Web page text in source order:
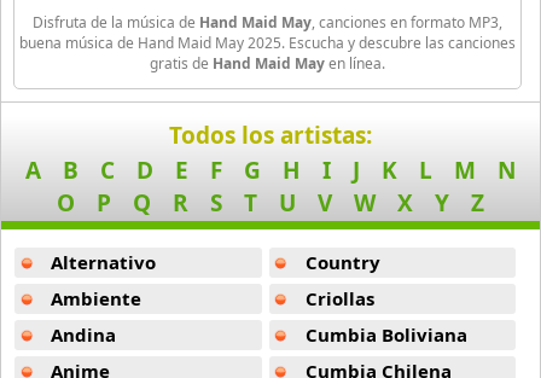
Angel Heart
36 músicas online
Angel Sanctuary
Angelic Layer
3 músicas online
Ano Natsu De Matteru
Another
Gomen Nasai -Hand Maid May
Scene By The Window -
Hand Maid May
Arigatou Gozaimasu -Hand Maid May
Mayppai Dakishimete -
Hand Maid May
Disfruta de la música de Hand Maid May, canciones en formato MP3,
buena música de Hand Maid May 2025. Escucha y descubre las canciones
gratis de Hand Maid Mayen línea.
Todos los artistas:
A
B C D E F G H I J K L M
N
O
P Q R S T U V W X Y Z
Alternativo
Ambiente
Andina
Anime
Country
Criollas
Cumbia Boliviana
Cumbia Chilena